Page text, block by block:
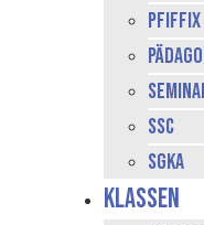
Pfiffix
SSC
SGKA
Klassen